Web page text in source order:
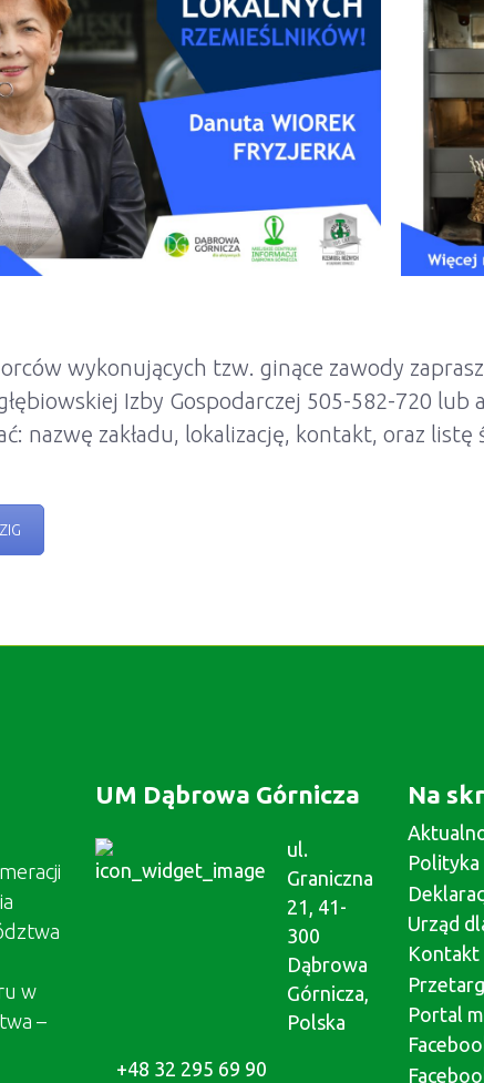
wykonujących tzw. ginące zawody
Izby Gospodarczej 505-582-720 lub
nazwę zakładu, lokalizację, kontakt, oraz listę
w
–
UM Dąbrowa Górnicza
ul.
Graniczna
21, 41-
300
Dąbrowa
Górnicza,
Polska
+48 32 295 69 90
Na
Urząd
Kontakt
Portal